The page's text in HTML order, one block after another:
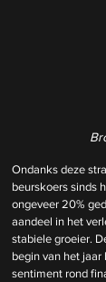
Ondanks deze
beurskoers sinds
ongeveer 20%
aandeel in het
stabiele groeier.
begin van het
sentiment rond